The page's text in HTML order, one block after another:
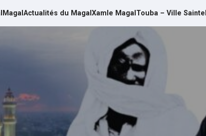
Magal Actualités du Magal Xamle Magal Touba – Ville Sainte